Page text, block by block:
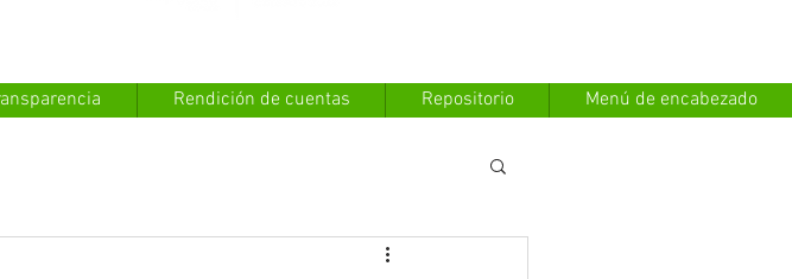
Rendición de cuentas Repositorio Menú de encabezado